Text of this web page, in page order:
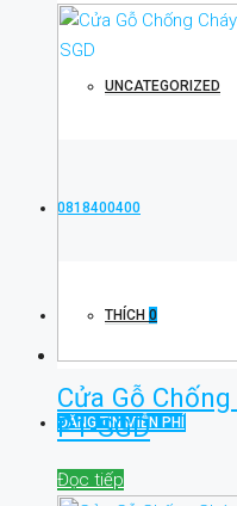
UNCATEGORIZED
0818400400
THÍCH 0
ĐĂNG TIN MIỄN PHÍ
Cửa Gỗ
P1-SGD
Đọc tiếp